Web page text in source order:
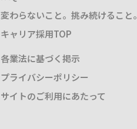
変わらないこと。挑み続けること。
キャリア採用TOP
各業法に基づく掲示
プライバシーポリシー
サイトのご利用にあたって